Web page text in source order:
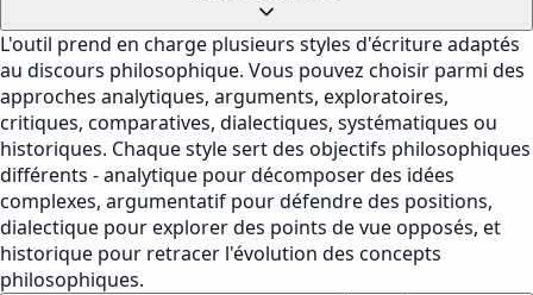
L'outil prend en charge plusieurs styles d'écriture adaptés
au discours philosophique. Vous pouvez choisir parmi des
approches analytiques, arguments, exploratoires,
critiques, comparatives, dialectiques, systématiques ou
historiques. Chaque style sert des objectifs philosophiques
différents - analytique pour décomposer des idées
complexes, argumentatif pour défendre des positions,
dialectique pour explorer des points de vue opposés, et
historique pour retracer l'évolution des concepts
philosophiques.